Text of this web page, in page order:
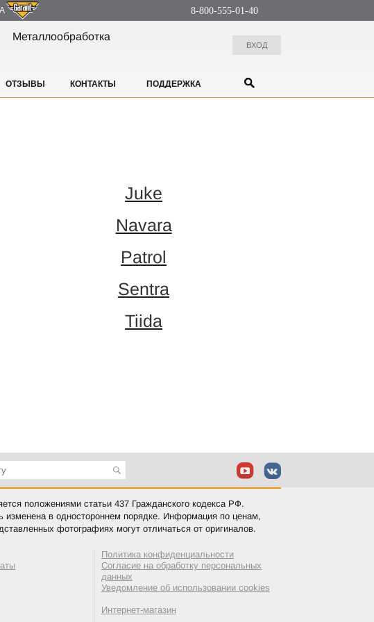
8-800-555-01-40
Металлообработка
ВХОД
ОТЗЫВЫ КОНТАКТЫ ПОДДЕРЖКА
Juke
Navara
Patrol
Sentra
Tiida
положениями статьи 437 Гражданского кодекса РФ.
изменена в одностороннем порядке. Информация по ценам,
фотографиях могут отличаться от оригиналов.
Политика конфиденциальности
Согласие на обработку персональных
данных
Уведомление об использовании cookies
Интернет-магазин